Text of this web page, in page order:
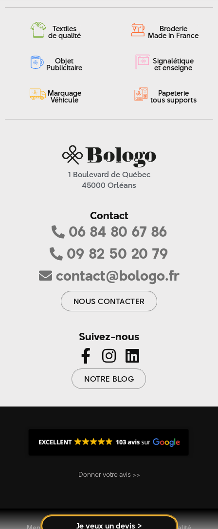
Je veux un devis >
Textiles
de qualité
Broderie
Made in France
Objet
Publicitaire
Signalétique
et enseigne
Marquage
Véhicule
Papeterie
tous supports
1 Boulevard de Québec
45000 Orléans
Contact
06 84 80 67 86
09 82 50 20 79
contact@bologo.fr
NOUS CONTACTER
Suivez-nous
NOTRE BLOG
Donner votre avis >>